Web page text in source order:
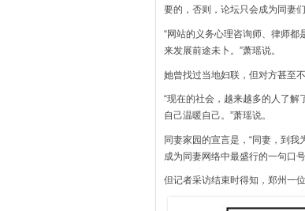
要的，否则，论坛只会成为同妻们
“网站的义务心理咨询师、律师
来发展前途未卜。”萧瑶说。
她曾找过当地妇联，但对方甚至
“现在的社会，越来越多的人了
自己温暖自己。”萧瑶说。
同妻家园的宣言是，“同妻，到
成为同妻网络中最盛行的一句口号
但记者采访结束时得知，郑州一